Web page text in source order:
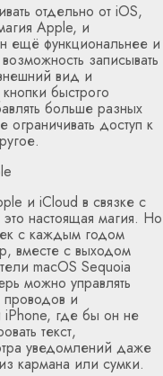
отдельно от iOS,
Apple, и
ещё функциональнее и
записывать
вид и
быстрого
больше разных
ограничивать доступ к
и iCloud в связке с
настоящая магия. Но
с каждым годом
вместе с выходом
macOS Sequoia
можно управлять
и
iPhone, где бы он не
текст,
уведомлений даже
кармана или сумки.